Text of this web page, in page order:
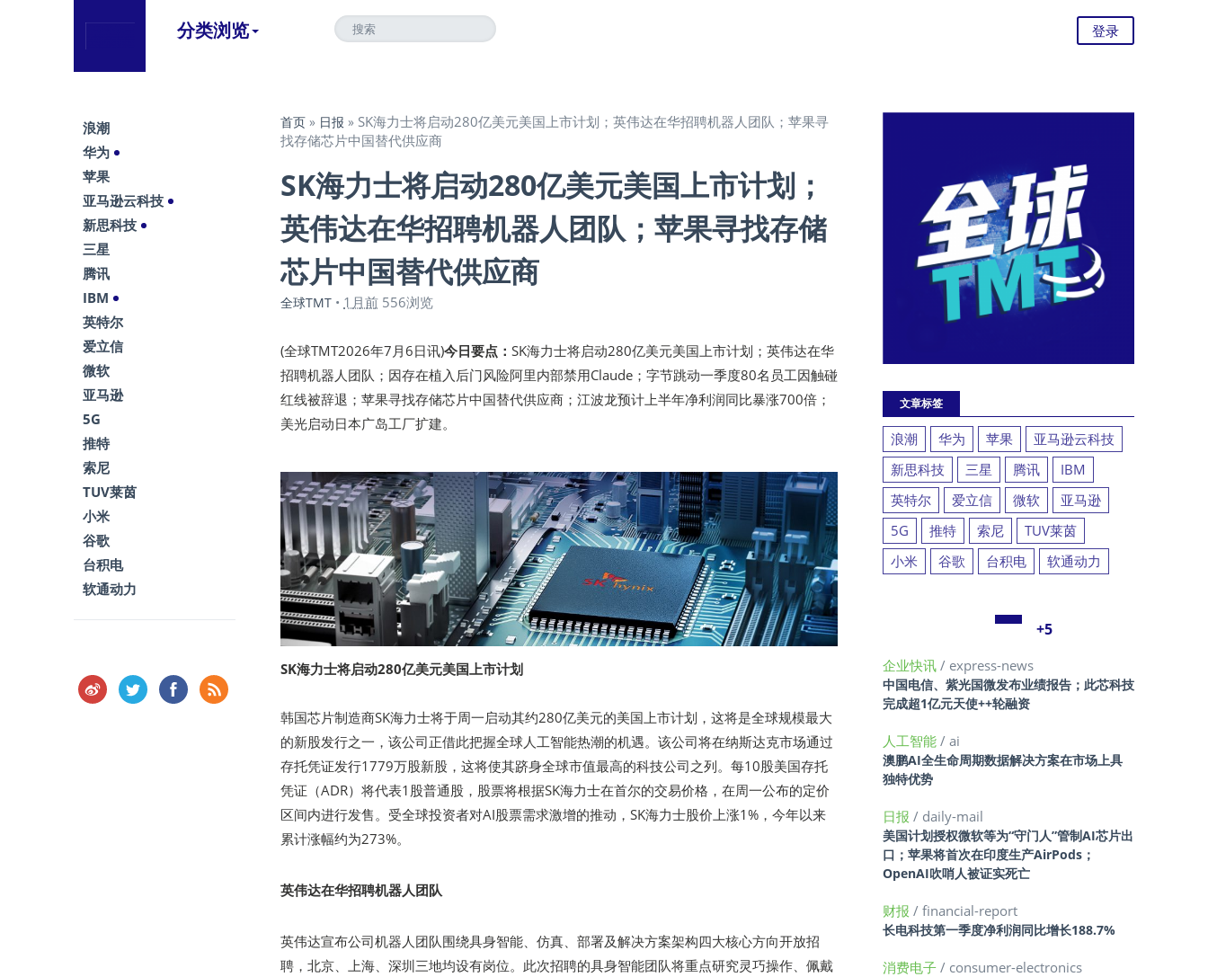
分类浏览 登录
首页 » 日报 » SK海力士将启动280亿美元美国上市计划；英伟达在华招聘机器人团队；苹果寻
找存储芯片中国替代供应商
SK海力士将启动280亿美元美国上市计划；
英伟达在华招聘机器人团队；苹果寻找存储
芯片中国替代供应商
全球TMT • 1月前 556浏览
(全球TMT2026年7月6日讯)今日要点： SK海力士将启动280亿美元美国上市计划；英伟达在华
招聘机器人团队；因存在植入后门风险阿里内部禁用Claude；字节跳动一季度80名员工因触碰
红线被辞退；苹果寻找存储芯片中国替代供应商；江波龙预计上半年净利润同比暴涨700倍；
美光启动日本广岛工厂扩建。
SK海力士将启动280亿美元美国上市计划
韩国芯片制造商SK海力士将于周一启动其约280亿美元的美国上市计划，这将是全球规模最大
的新股发行之一，该公司正借此把握全球人工智能热潮的机遇。该公司将在纳斯达克市场通过
存托凭证发行1779万股新股，这将使其跻身全球市值最高的科技公司之列。每10股美国存托
凭证（ADR）将代表1股普通股，股票将根据SK海力士在首尔的交易价格，在周一公布的定价
区间内进行发售。受全球投资者对AI股票需求激增的推动，SK海力士股价上涨1%，今年以来
累计涨幅约为273%。
英伟达在华招聘机器人团队
英伟达宣布公司机器人团队围绕具身智能、仿真、部署及解决方案架构四大核心方向开放招
聘，北京、上海、深圳三地均设有岗位。此次招聘的具身智能团队将重点研究灵巧操作、佩戴
浪潮
华为
苹果
亚马逊云科技
新思科技
三星
腾讯
IBM
英特尔
爱立信
微软
亚马逊
5G
推特
索尼
TUV莱茵
小米
谷歌
台积电
软通动力
文章标签
浪潮 华为 苹果
亚马逊云科技
新思科技
三星 腾讯
IBM
英特尔
爱立信 微软
亚马逊
5G
推特 索尼
TUV莱茵
小米
谷歌 台积电 软通动力
+5
企业快讯 / express-news
中国电信、紫光国微发布业绩报告；此芯科技
完成超1亿元天使++轮融资
人工智能 / ai
澳鹏AI全生命周期数据解决方案在市场上具
独特优势
日报 / daily-mail
美国计划授权微软等为“守门人”管制AI芯片出
口；苹果将首次在印度生产AirPods；
OpenAI吹哨人被证实死亡
财报 / financial-report
长电科技第一季度净利润同比增长188.7%
消费电子 / consumer-electronics